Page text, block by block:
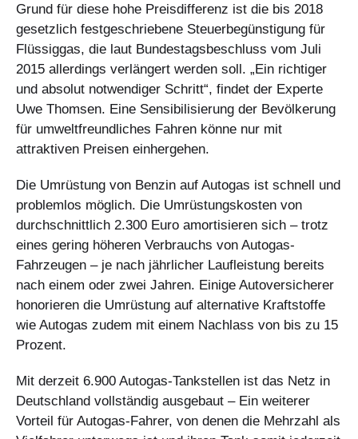
Grund für diese hohe Preisdifferenz ist die bis 2018
gesetzlich festgeschriebene Steuerbegünstigung für
Flüssiggas, die laut Bundestagsbeschluss vom Juli
2015 allerdings verlängert werden soll. „Ein richtiger
und absolut notwendiger Schritt“, findet der Experte
Uwe Thomsen. Eine Sensibilisierung der Bevölkerung
für umweltfreundliches Fahren könne nur mit
attraktiven Preisen einhergehen.
Die Umrüstung von Benzin auf Autogas ist schnell und
problemlos möglich. Die Umrüstungskosten von
durchschnittlich 2.300 Euro amortisieren sich – trotz
eines gering höheren Verbrauchs von Autogas-
Fahrzeugen – je nach jährlicher Laufleistung bereits
nach einem oder zwei Jahren. Einige Autoversicherer
honorieren die Umrüstung auf alternative Kraftstoffe
wie Autogas zudem mit einem Nachlass von bis zu 15
Prozent.
Mit derzeit 6.900 Autogas-Tankstellen ist das Netz in
Deutschland vollständig ausgebaut – Ein weiterer
Vorteil für Autogas-Fahrer, von denen die Mehrzahl als